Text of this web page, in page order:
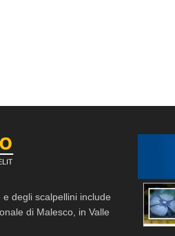
degli scalpellini include
di Malesco, in Valle